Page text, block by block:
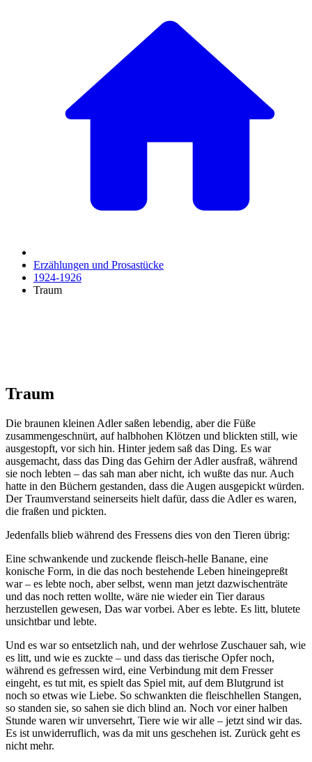
Erzählungen und Prosastücke
1924-1926
Traum
Traum
Die braunen kleinen Adler saßen lebendig, aber die Füße
zusammengeschnürt, auf halbhohen Klötzen und blickten still, wie
ausgestopft, vor sich hin. Hinter jedem saß das Ding. Es war
ausgemacht, dass das Ding das Gehirn der Adler ausfraß, während
sie noch lebten – das sah man aber nicht, ich wußte das nur. Auch
hatte in den Büchern gestanden, dass die Augen ausgepickt würden.
Der Traumverstand seinerseits hielt dafür, dass die Adler es waren,
die fraßen und pickten.
Jedenfalls blieb während des Fressens dies von den Tieren übrig:
Eine schwankende und zuckende fleisch-helle Banane, eine
konische Form, in die das noch bestehende Leben hineingepreßt
war – es lebte noch, aber selbst, wenn man jetzt dazwischenträte
und das noch retten wollte, wäre nie wieder ein Tier daraus
herzustellen gewesen, Das war vorbei. Aber es lebte. Es litt, blutete
unsichtbar und lebte.
Und es war so entsetzlich nah, und der wehrlose Zuschauer sah, wie
es litt, und wie es zuckte – und dass das tierische Opfer noch,
während es gefressen wird, eine Verbindung mit dem Fresser
eingeht, es tut mit, es spielt das Spiel mit, auf dem Blutgrund ist
noch so etwas wie Liebe. So schwankten die fleischhellen Stangen,
so standen sie, so sahen sie dich blind an. Noch vor einer halben
Stunde waren wir unversehrt, Tiere wie wir alle – jetzt sind wir das.
Es ist unwiderruflich, was da mit uns geschehen ist. Zurück geht es
nicht mehr.